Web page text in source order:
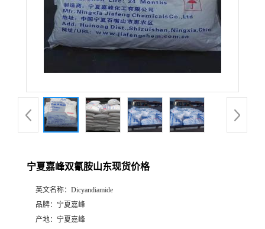
宁夏嘉峰双氰胺山东现货价格
英文名称： Dicyandiamide
品牌： 宁夏嘉峰
产地： 宁夏嘉峰